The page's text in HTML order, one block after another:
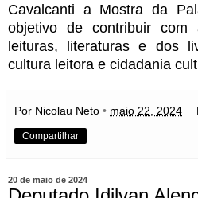
Cavalcanti a Mostra da
objetivo de contribuir com
leituras, literaturas e dos
cultura leitora e cidadania
Por Nicolau Neto • maio 22, 2024
Compartilhar
20 de maio de 2024